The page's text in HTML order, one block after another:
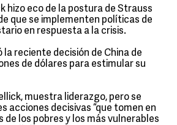
hizo eco de la postura de Strauss
que se implementen políticas de
en respuesta a la crisis.
la reciente decisión de China de
de dólares para estimular su
muestra liderazgo, pero se
acciones decisivas “que tomen en
de los pobres y los más vulnerables